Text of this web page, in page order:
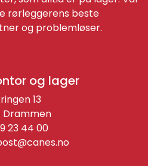
rørleggerens beste
og problemløser.
og lager
13
Drammen
23 44 00